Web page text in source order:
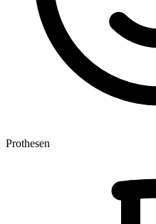
Prothesen